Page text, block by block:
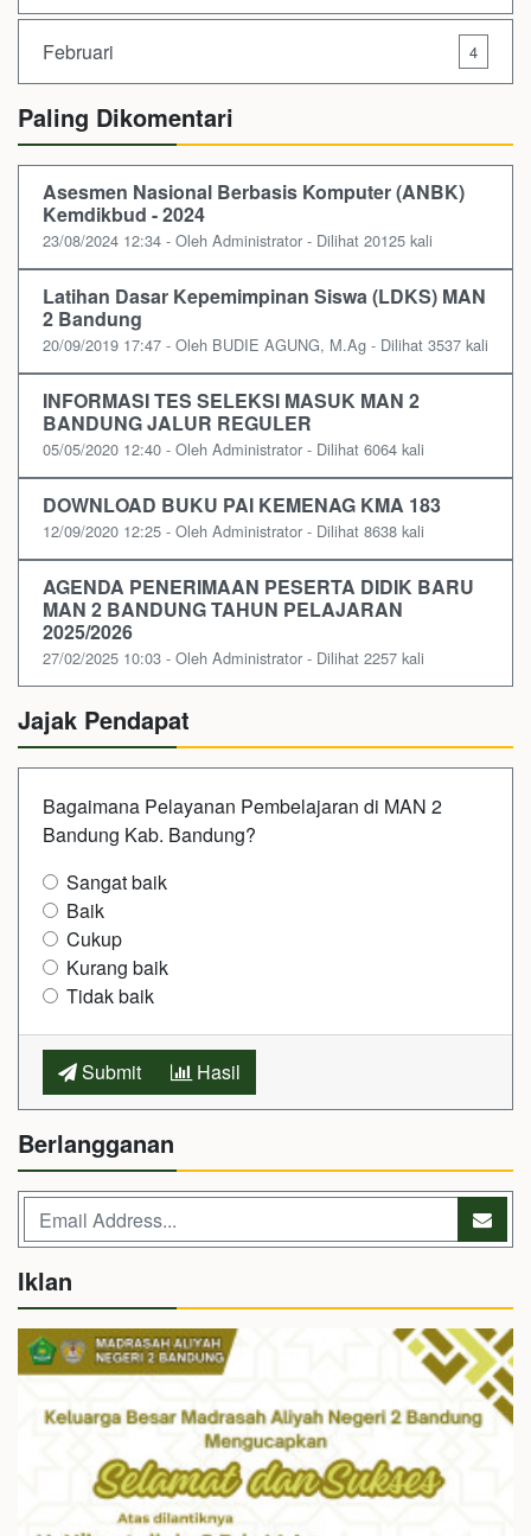
Februari 4
Paling Dikomentari
Asesmen Nasional Berbasis Komputer (ANBK)
Kemdikbud - 2024
23/08/2024 12:34 - Oleh Administrator - Dilihat 20125 kali
Latihan Dasar Kepemimpinan Siswa (LDKS) MAN
2 Bandung
20/09/2019 17:47 - Oleh BUDIE AGUNG, M.Ag - Dilihat 3537 kali
INFORMASI TES SELEKSI MASUK MAN 2
BANDUNG JALUR REGULER
05/05/2020 12:40 - Oleh Administrator - Dilihat 6064 kali
DOWNLOAD BUKU PAI KEMENAG KMA 183
12/09/2020 12:25 - Oleh Administrator - Dilihat 8638 kali
AGENDA PENERIMAAN PESERTA DIDIK BARU
MAN 2 BANDUNG TAHUN PELAJARAN
2025/2026
27/02/2025 10:03 - Oleh Administrator - Dilihat 2257 kali
Jajak Pendapat
Bagaimana Pelayanan Pembelajaran di MAN 2
Bandung Kab. Bandung?
Sangat baik
Baik
Cukup
Kurang baik
Tidak baik
Submit Hasil
Berlangganan
Iklan